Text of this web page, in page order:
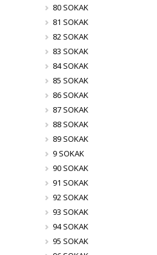
80 SOKAK
81 SOKAK
82 SOKAK
83 SOKAK
84 SOKAK
85 SOKAK
86 SOKAK
87 SOKAK
88 SOKAK
89 SOKAK
9 SOKAK
90 SOKAK
91 SOKAK
92 SOKAK
93 SOKAK
94 SOKAK
95 SOKAK